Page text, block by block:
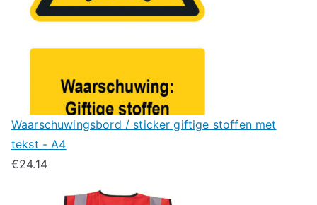
Waarschuwingsbord / sticker giftige stoffen met
tekst - A4
€24.14